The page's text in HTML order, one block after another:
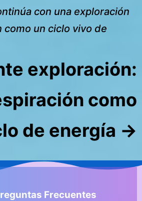
con una exploración
como un ciclo vivo de
exploración:
como
de energía →
Frecuentes